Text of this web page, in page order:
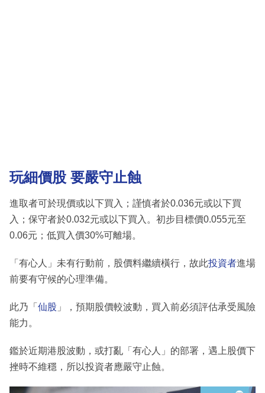
玩細價股 要嚴守止蝕
進取者可於現價或以下買入；謹慎者於0.036元或以下買
入；保守者於0.032元或以下買入。初步目標價0.055元至
0.06元；低買入價30%可離場。
「有心人」未有行動前，股價料繼續橫行，故此投資者進場
前要有守候的心理準備。
此乃「 仙股 」，預期股價較波動，買入前必須評估承受風險
能力。
鑑於近期港股波動，或打亂「有心人」的部署，遇上股價下
挫時不維穩，所以投資者應嚴守止蝕。